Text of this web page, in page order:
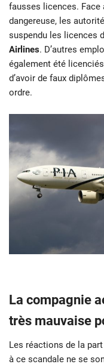
fausses licences.
dangereuse, les
suspendu les licences
Airlines. D’autres
également été
d’avoir de faux
ordre.
La compagnie
très mauvaise
Les réactions de la
à ce scandale ne se